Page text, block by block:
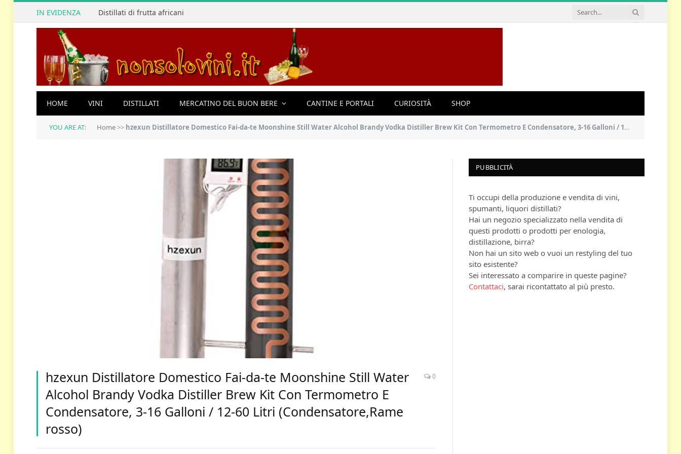
IN EVIDENZA Distillati di frutta africani
HOME VINI DISTILLATI MERCATINO DEL BUON BERE CANTINE E PORTALI CURIOSITÀ SHOP
YOU ARE AT: Home>> hzexun Distillatore Domestico Fai-da-te Moonshine Still Water Alcohol Brandy Vodka Distiller Brew Kit Con Termometro E Condensatore, 3-16 Galloni / 12-60 Litri (Condensatore,Rame rosso)
hzexun Distillatore Domestico Fai-da-te Moonshine Still Water
Alcohol Brandy Vodka Distiller Brew Kit Con Termometro E
Condensatore, 3-16 Galloni / 12-60 Litri (Condensatore,Rame
rosso)
0
PUBBLICITÀ
Ti occupi della produzione e vendita di vini,
spumanti, liquori distillati?
Hai un negozio specializzato nella vendita di
questi prodotti o prodotti per enologia,
distillazione, birra?
Non hai un sito web o vuoi un restyling del tuo
sito esistente?
Sei interessato a comparire in queste pagine?
Contattaci, sarai ricontattato al più presto.